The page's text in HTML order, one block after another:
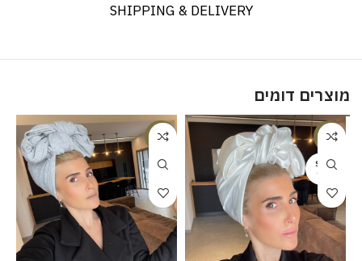
SHIPPING & DELIVERY
מוצרים דומים
-20%
SOLD
OUT
-20%